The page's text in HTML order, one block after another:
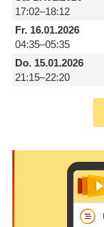
17:02–18:12
Fr.16.01.2026
04:35–05:35
Do.15.01.2026
21:15–22:20